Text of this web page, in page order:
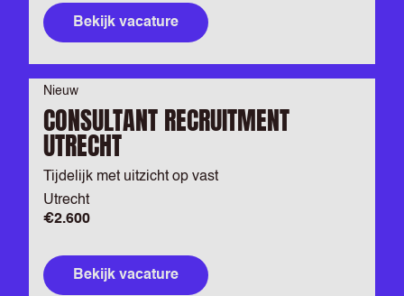
Bekijk vacature
Nieuw
CONSULTANT RECRUITMENT
UTRECHT
Tijdelijk met uitzicht op vast
Utrecht
€2.600
Bekijk vacature